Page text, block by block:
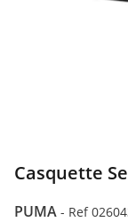
Casquette
PUMA - Ref